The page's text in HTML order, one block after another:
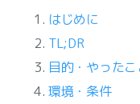
はじめに
TL;DR
目的・やったこ
環境・条件